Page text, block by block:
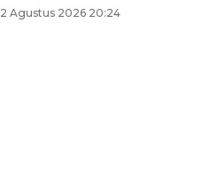
2 Agustus 2026 20:24